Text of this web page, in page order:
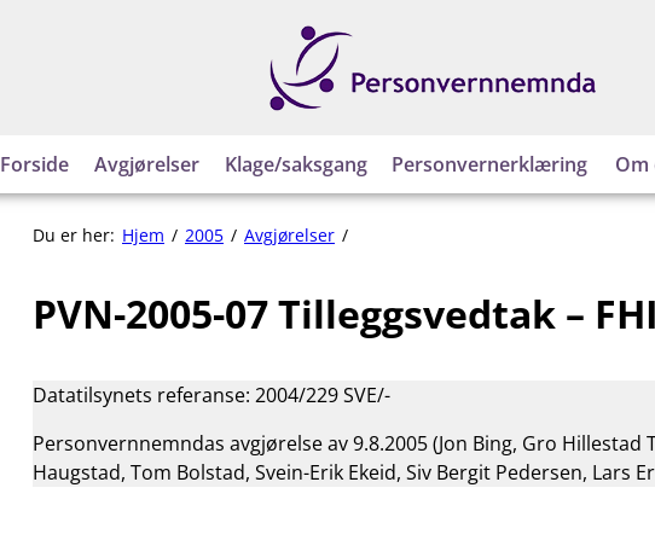
Personvernnemnda
Forside Avgjørelser Klage/saksgang Personvernerklæring Om
Du er her: Hjem 2005 Avgjørelser
Tilleggsvedtak
–
PVN-2005-07 Tilleggsvedtak – FHI
Datatilsynets referanse: 2004/229 SVE/-
Personvernnemndas avgjørelse av 9.8.2005 (Jon Bing, Gro Hillestad
Haugstad, Tom Bolstad, Svein-Erik Ekeid, Siv Bergit Pedersen, Lars